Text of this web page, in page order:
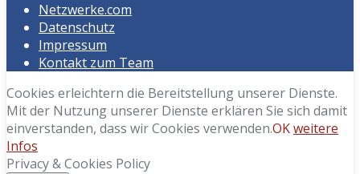
Netzwerke.com
Datenschutz
Impressum
Kontakt zum Team
Cookies erleichtern die Bereitstellung unserer Dienste.
Mit der Nutzung unserer Dienste erklären Sie sich damit
einverstanden, dass wir Cookies verwenden.OKweitere
Infos
Privacy & Cookies Policy